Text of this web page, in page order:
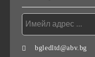
bgledltd@abv.bg